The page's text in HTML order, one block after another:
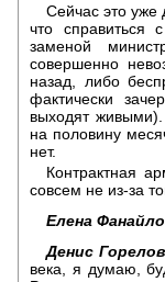
Сейчас это уже
что справиться
заменой
совершенно
назад, либо
фактически
выходят
на половину
нет.
Контрактная
совсем не из-за
Елена
Денис
века, я думаю,